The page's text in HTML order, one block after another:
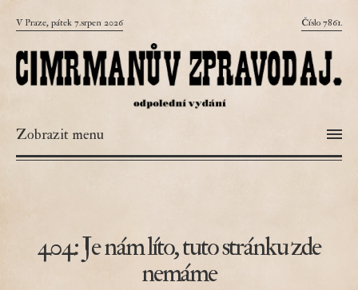
V Praze, pátek 7.srpen 2026 Číslo 7861.
Zobrazit menu
404: Je nám líto, tuto stránku zde
nemáme